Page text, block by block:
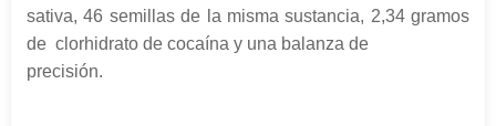
sativa, 46 semillas de la misma sustancia, 2,34 gramos
de clorhidrato de cocaína y una balanza de
precisión.